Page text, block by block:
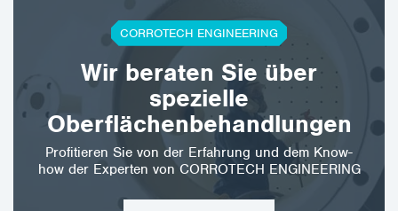
CORROTECH ENGINEERING
Wir beraten Sie über
spezielle
Oberflächenbehandlungen
Profitieren Sie von der Erfahrung und dem Know-
how der Experten von CORROTECH ENGINEERING